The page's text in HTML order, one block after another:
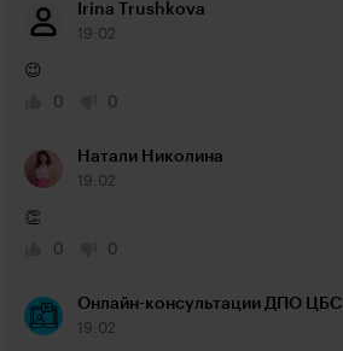
Irina Trushkova
19:02
😉
0
0
Натали Николина
19:02
👏
0
0
Онлайн-консультации ДПО ЦБС
19:02